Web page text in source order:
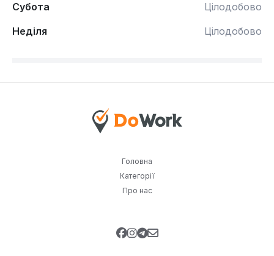
Субота
Цілодобово
Неділя
Цілодобово
Головна
Категорії
Про нас